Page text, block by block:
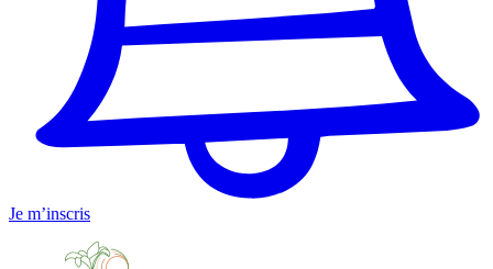
Je m’inscris